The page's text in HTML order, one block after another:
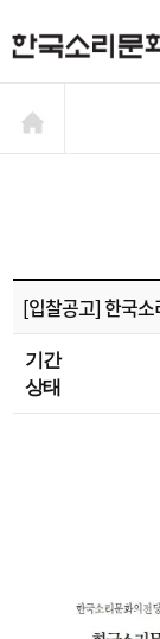
[입찰공고] 한국
기간
상태